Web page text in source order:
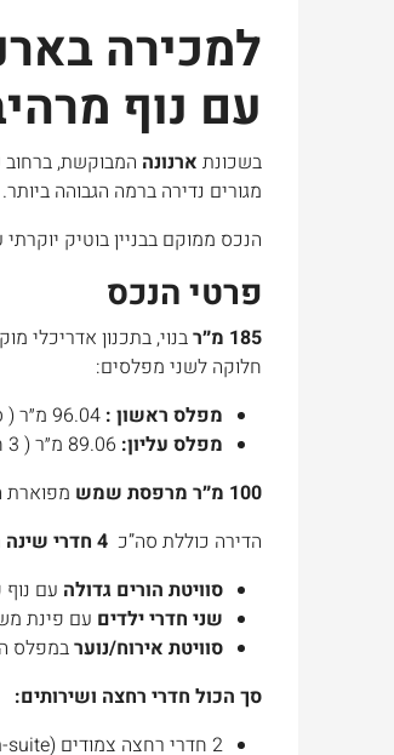
למכירה
עם נוף
בשכונת ארנונה המבוקשת, ברחוב
מגורים נדירה ברמה הגבוהה ביותר.
הנכס ממוקם בבניין בוטיק
פרטי הנכס
185 מ״ר
בנוי, בתכנון אדריכלי
חלוקה לשני מפלסים:
מפלס ראשון :
מפלס עליון:
100 מ״ר מרפסת שמש
מפוארת
הדירה כוללת סה”כ 4 חדרי שינה מרווחים
סוויטת הורים גדולה עם
שני חדרי ילדים עם פינת
סוויטת אירוח/נוערבמפלס
סך הכול חדרי רחצה ושירותים:
2 חדרי רחצה צמודים (En-suite)